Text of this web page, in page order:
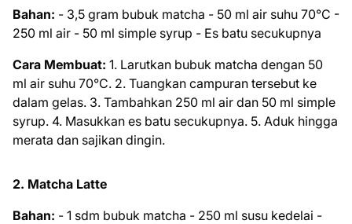
Bahan: - 3,5 gram bubuk matcha - 50 ml air suhu 70°C -
250 ml air - 50 ml simple syrup - Es batu secukupnya
Cara Membuat: 1. Larutkan bubuk matcha dengan 50
ml air suhu 70°C. 2. Tuangkan campuran tersebut ke
dalam gelas. 3. Tambahkan 250 ml air dan 50 ml simple
syrup. 4. Masukkan es batu secukupnya. 5. Aduk hingga
merata dan sajikan dingin.
2. Matcha Latte
Bahan: - 1 sdm bubuk matcha - 250 ml susu kedelai -